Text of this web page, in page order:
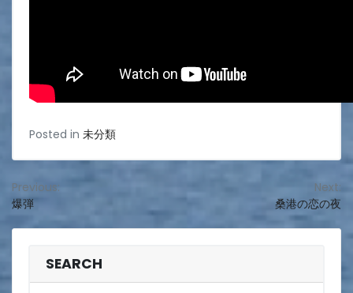
Posted in 未分類
投
稿
Previous:
爆弾
Next:
桑港の恋の夜
SEARCH